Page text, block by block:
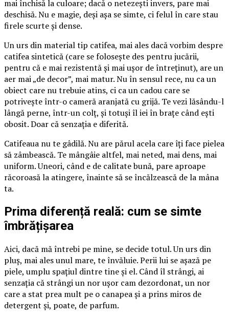
mai închisă la culoare; dacă o netezești invers, pare mai
deschisă. Nu e magie, deși așa se simte, ci felul în care stau
firele scurte și dense.
Un urs din material tip catifea, mai ales dacă vorbim despre
catifea sintetică (care se folosește des pentru jucării,
pentru că e mai rezistentă și mai ușor de întreținut), are un
aer mai „de decor”, mai matur. Nu în sensul rece, nu ca un
obiect care nu trebuie atins, ci ca un cadou care se
potrivește într-o cameră aranjată cu grijă. Te vezi lăsându-l
lângă perne, într-un colț, și totuși îl iei în brațe când ești
obosit. Doar că senzația e diferită.
Catifeaua nu te gâdilă. Nu are părul acela care îți face pielea
să zâmbească. Te mângâie altfel, mai neted, mai dens, mai
uniform. Uneori, când e de calitate bună, pare aproape
răcoroasă la atingere, înainte să se încălzească de la mâna
ta.
Prima diferență reală: cum se simte
îmbrățișarea
Aici, dacă mă întrebi pe mine, se decide totul. Un urs din
pluș, mai ales unul mare, te învăluie. Perii lui se așază pe
piele, umplu spațiul dintre tine și el. Când îl strângi, ai
senzația că strângi un nor ușor cam dezordonat, un nor
care a stat prea mult pe o canapea și a prins miros de
detergent și, poate, de parfum.